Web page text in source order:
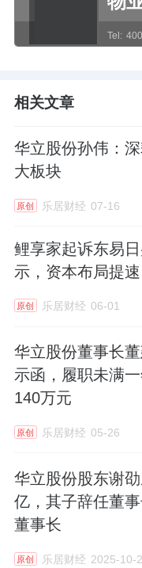
股份成功登陆资
后期地产行业景
式开启跨界转型
科技方向发力。
放眼整个行业，
产行业，当下市
以为继，跨界转
选择。华立股份
本意正是培育第
一方面，此次合
公司的信心，全
度，成为当下首
理、资源分配提出
短期而言，企业
底线；中长期来
Tel:
相关文章
华立股份孙伟：
大板块
原创 乐居财经 07-16
鲤享家起诉东易
示，资本布局提
原创 乐居财经 06-01
华立股份董事长
示函，履职未满
140万元
原创 乐居财经 05-26
华立股份股东谢
亿，其子辞任董
董事长
原创 乐居财经 2025-10-